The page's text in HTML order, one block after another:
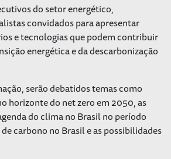
do setor energético,
convidados para apresentar
e tecnologias que podem contribuir
energética e da descarbonização
serão debatidos temas como
horizonte do net zero em 2050, as
do clima no Brasil no período
carbono no Brasil e as possibilidades